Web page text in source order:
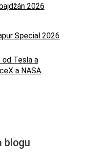
2026
Special 2026
Tesla a
a NASA
blogu